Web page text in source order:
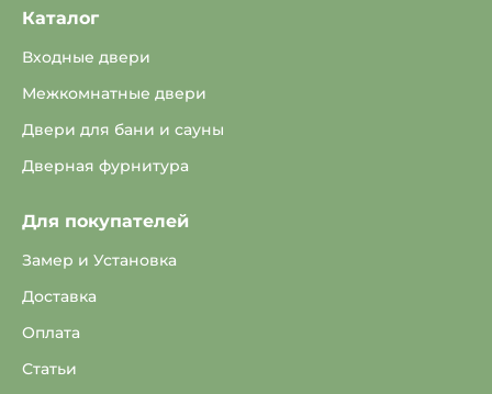
Каталог
Входные двери
Межкомнатные двери
Двери для бани и сауны
Дверная фурнитура
Для покупателей
Замер и Установка
Доставка
Оплата
Статьи